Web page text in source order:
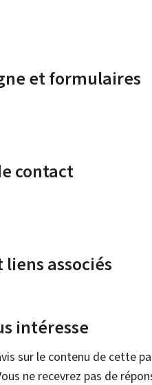
et formulaires
contact
associés
intéresse
sur le contenu de cette
ne recevrez pas de